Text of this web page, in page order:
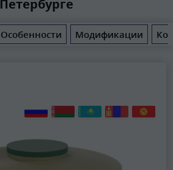
Петербурге
Особенности Модификации